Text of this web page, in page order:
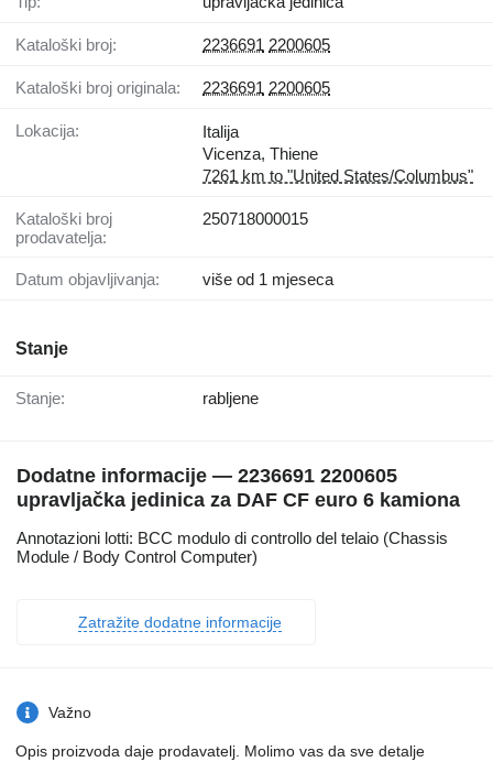
Kataloški broj: 2236691 2200605
Kataloški broj originala: 2236691 2200605
Lokacija:
Italija
Vicenza, Thiene
7261 km to "United States/Columbus"
Kataloški broj
prodavatelja:
250718000015
Datum objavljivanja: više od 1 mjeseca
Stanje
Stanje: rabljene
Dodatne informacije — 2236691 2200605
upravljačka jedinica za DAF CF euro 6 kamiona
Annotazioni lotti: BCC modulo di controllo del telaio (Chassis
Module / Body Control Computer)
Zatražite dodatne informacije
Važno
Opis proizvoda daje prodavatelj. Molimo vas da sve detalje